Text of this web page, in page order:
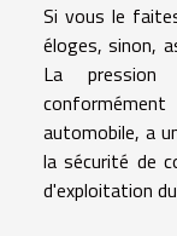
Si vous le
éloges, sinon,
La
automobile, a
la sécurité de
d'exploitation